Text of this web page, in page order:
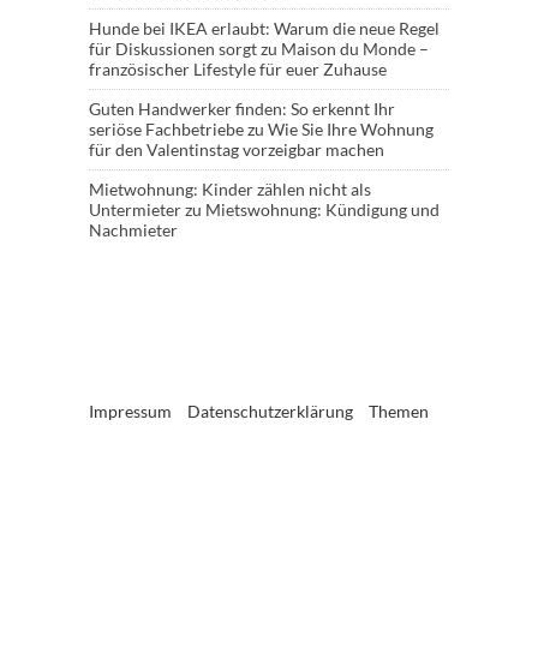
Hunde bei IKEA erlaubt: Warum die neue Regel
für Diskussionen sorgtzu Maison du Monde –
französischer Lifestyle für euer Zuhause
Guten Handwerker finden: So erkennt Ihr
seriöse Fachbetriebezu Wie Sie Ihre Wohnung
für den Valentinstag vorzeigbar machen
Mietwohnung: Kinder zählen nicht als
Untermieterzu Mietswohnung: Kündigung und
Nachmieter
Impressum Datenschutzerklärung Themen